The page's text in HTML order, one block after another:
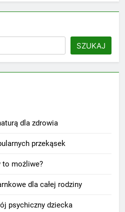
SZUKAJ
dla zdrowia
przekąsek
to możliwe?
dla całej rodziny
psychiczny dziecka